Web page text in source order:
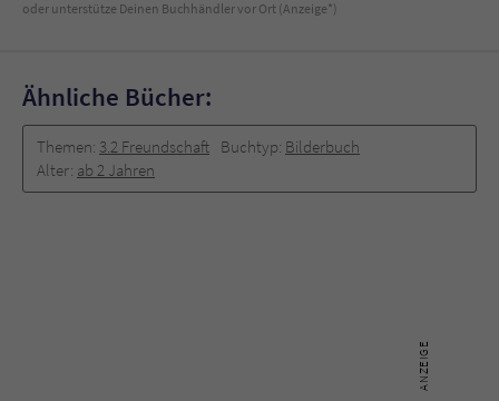
oder unterstütze Deinen Buchhändler vor Ort (Anzeige*)
Ähnliche Bücher:
Themen: 3.2 Freundschaft Buchtyp: Bilderbuch
Alter: ab 2 Jahren